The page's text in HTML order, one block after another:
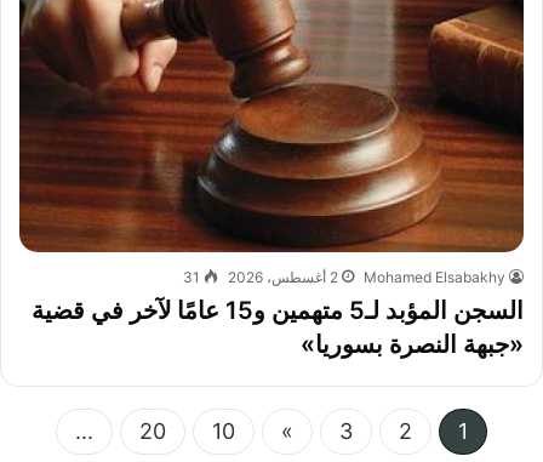
Mohamed Elsabakhy 2 أغسطس، 2026 31
السجن المؤبد لـ5 متهمين و15 عامًا لآخر في قضية
«جبهة النصرة بسوريا»
1
2
3
»
10
20
...